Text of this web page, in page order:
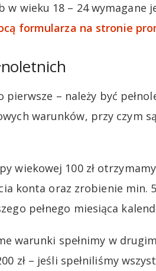
w wieku 18 – 24 wymagane
formularza na stronie
pierwsze – należy być
warunków, przy czym
wiekowej 100 zł
konta oraz zrobienie min.
pełnego miesiąca
warunki spełnimy w
zł – jeśli spełniliśmy